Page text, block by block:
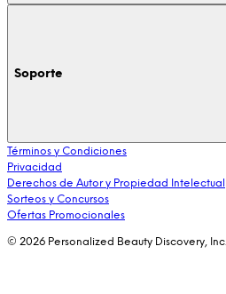
Soporte
Términos y Condiciones
Privacidad
Derechos de Autor y Propiedad Intelectual
Sorteos y Concursos
Ofertas Promocionales
© 2026 Personalized Beauty Discovery, Inc.